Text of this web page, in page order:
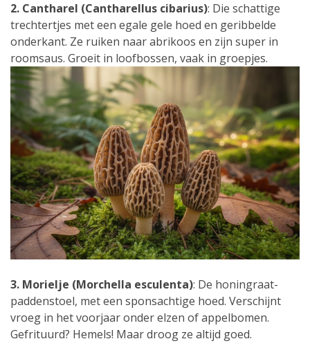
2. Cantharel (Cantharellus cibarius): Die schattige
trechtertjes met een egale gele hoed en geribbelde
onderkant. Ze ruiken naar abrikoos en zijn super in
roomsaus. Groeit in loofbossen, vaak in groepjes.
3. Morielje (Morchella esculenta): De honingraat-
paddenstoel, met een sponsachtige hoed. Verschijnt
vroeg in het voorjaar onder elzen of appelbomen.
Gefrituurd? Hemels! Maar droog ze altijd goed.